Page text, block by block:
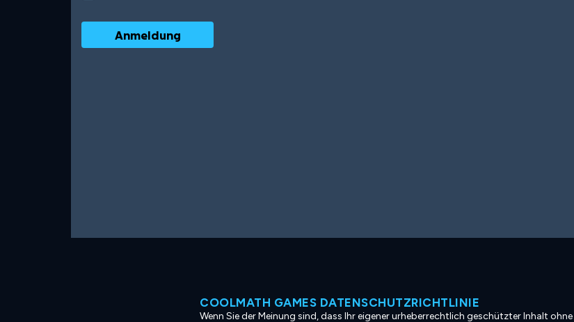
COOLMATH GAMES DATENSCHUTZRICHTLINIE
Wenn Sie der Meinung sind, dass Ihr eigener urheberrechtlich geschützter Inhalt